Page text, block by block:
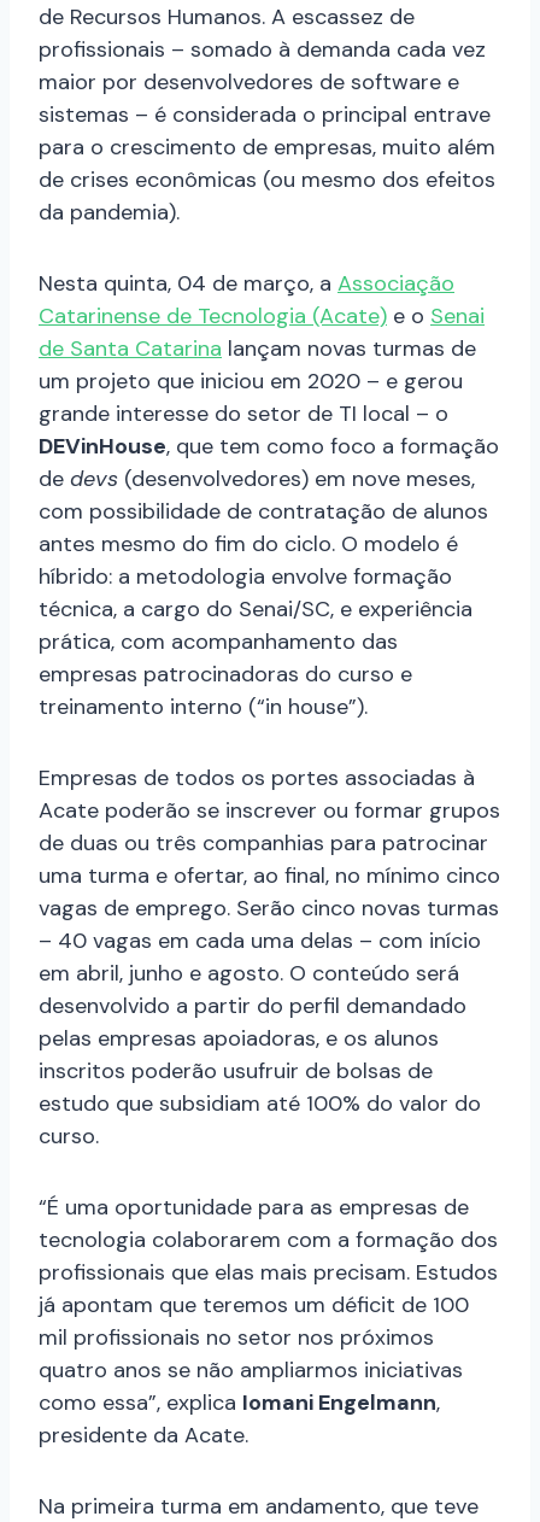
de Recursos Humanos. A escassez de
profissionais – somado à demanda cada vez
maior por desenvolvedores de software e
sistemas – é considerada o principal entrave
para o crescimento de empresas, muito além
de crises econômicas (ou mesmo dos efeitos
da pandemia).
Nesta quinta, 04 de março, a Associação
Catarinense de Tecnologia (Acate) e o Senai
de Santa Catarina lançam novas turmas de
um projeto que iniciou em 2020 – e gerou
grande interesse do setor de TI local – o
DEVinHouse, que tem como foco a formação
de devs (desenvolvedores) em nove meses,
com possibilidade de contratação de alunos
antes mesmo do fim do ciclo. O modelo é
híbrido: a metodologia envolve formação
técnica, a cargo do Senai/SC, e experiência
prática, com acompanhamento das
empresas patrocinadoras do curso e
treinamento interno (“in house”).
Empresas de todos os portes associadas à
Acate poderão se inscrever ou formar grupos
de duas ou três companhias para patrocinar
uma turma e ofertar, ao final, no mínimo cinco
vagas de emprego. Serão cinco novas turmas
– 40 vagas em cada uma delas – com início
em abril, junho e agosto. O conteúdo será
desenvolvido a partir do perfil demandado
pelas empresas apoiadoras, e os alunos
inscritos poderão usufruir de bolsas de
estudo que subsidiam até 100% do valor do
curso.
“É uma oportunidade para as empresas de
tecnologia colaborarem com a formação dos
profissionais que elas mais precisam. Estudos
já apontam que teremos um déficit de 100
mil profissionais no setor nos próximos
quatro anos se não ampliarmos iniciativas
como essa”, explica Iomani Engelmann,
presidente da Acate.
Na primeira turma em andamento, que teve